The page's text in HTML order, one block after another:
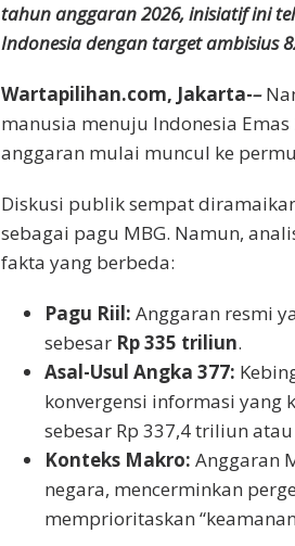
tahun anggaran 2026, inisiatif ini
Indonesia dengan target ambisius
Wartapilihan.com, Jakarta-–
manusia menuju Indonesia
anggaran mulai muncul ke
Diskusi publik sempat
sebagai pagu MBG. Namun,
fakta yang berbeda:
Pagu Riil: Anggaran resmi
sebesar Rp 335 triliun.
Asal-Usul Angka 377:
konvergensi informasi yang
sebesar Rp 337,4 triliun
Konteks Makro: Anggaran
negara, mencerminkan
memprioritaskan